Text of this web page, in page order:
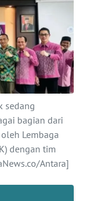
sedang
bagian dari
Lembaga
dengan tim
Antara]